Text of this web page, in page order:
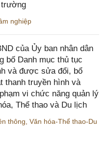
trường
nghiệp
của Ủy ban nhân dân
bố Danh mục thủ tục
và được sửa đổi, bổ
thanh truyền hình và
vi chức năng quản lý
Thể thao và Du lịch
thông Văn hóa-Thể thao-Du